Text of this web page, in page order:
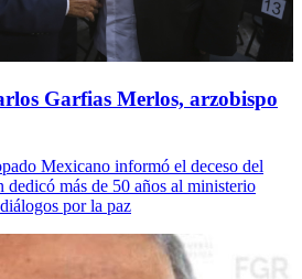
Garfias Merlos, arzobispo
Mexicano informó el deceso del
dedicó más de 50 años al ministerio
por la paz